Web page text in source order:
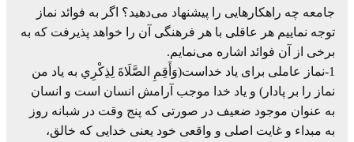
جامعه چه راهکارهایی را پیشنهاد می‌دهید؟ اگر به فوائد نماز
توجه نماییم هر عاقلی با هر فرهنگی آن را خواهد پذیرفت که به
برخی از آن فوائد اشاره می‌نمایم.
1-نماز عاملی برای یاد خداست(وَأَقِمِ الصَّلَاةَ لِذِكْرِي به یاد من
نماز را بر پادار) و یاد خدا موجب آرامش انسان است و انسان
به عنوان موجود ضعیف در صورتی که پنج وقت در شبانه روز
به مبداء و غایت اصلی و واقعی خود یعنی خدایی که خالق،